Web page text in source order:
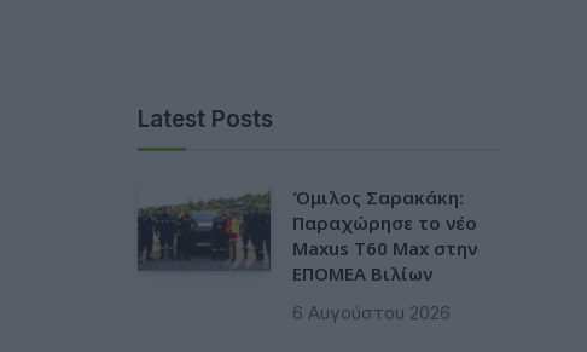
Latest Posts
Όμιλος Σαρακάκη:
Παραχώρησε το νέο
Maxus T60 Max στην
ΕΠΟΜΕΑ Βιλίων
6 Αυγούστου 2026